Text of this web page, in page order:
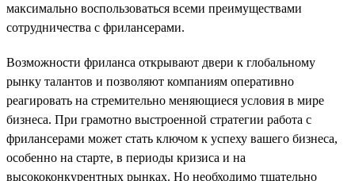
максимально воспользоваться всеми преимуществами
сотрудничества с фрилансерами.
Возможности фриланса открывают двери к глобальному
рынку талантов и позволяют компаниям оперативно
реагировать на стремительно меняющиеся условия в мире
бизнеса. При грамотно выстроенной стратегии работа с
фрилансерами может стать ключом к успеху вашего бизнеса,
особенно на старте, в периоды кризиса и на
высококонкурентных рынках. Но необходимо тщательно